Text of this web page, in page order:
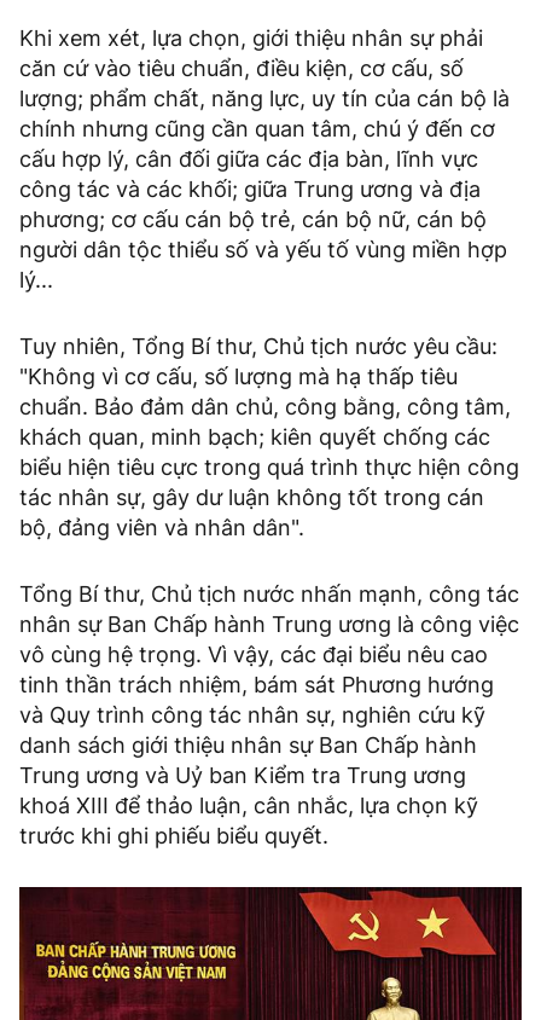
Khi xem xét, lựa chọn, giới thiệu nhân sự phải
căn cứ vào tiêu chuẩn, điều kiện, cơ cấu, số
lượng; phẩm chất, năng lực, uy tín của cán bộ là
chính nhưng cũng cần quan tâm, chú ý đến cơ
cấu hợp lý, cân đối giữa các địa bàn, lĩnh vực
công tác và các khối; giữa Trung ương và địa
phương; cơ cấu cán bộ trẻ, cán bộ nữ, cán bộ
người dân tộc thiểu số và yếu tố vùng miền hợp
lý...
Tuy nhiên, Tổng Bí thư, Chủ tịch nước yêu cầu:
"Không vì cơ cấu, số lượng mà hạ thấp tiêu
chuẩn. Bảo đảm dân chủ, công bằng, công tâm,
khách quan, minh bạch; kiên quyết chống các
biểu hiện tiêu cực trong quá trình thực hiện công
tác nhân sự, gây dư luận không tốt trong cán
bộ, đảng viên và nhân dân".
Tổng Bí thư, Chủ tịch nước nhấn mạnh, công tác
nhân sự Ban Chấp hành Trung ương là công việc
vô cùng hệ trọng. Vì vậy, các đại biểu nêu cao
tinh thần trách nhiệm, bám sát Phương hướng
và Quy trình công tác nhân sự, nghiên cứu kỹ
danh sách giới thiệu nhân sự Ban Chấp hành
Trung ương và Uỷ ban Kiểm tra Trung ương
khoá XIII để thảo luận, cân nhắc, lựa chọn kỹ
trước khi ghi phiếu biểu quyết.